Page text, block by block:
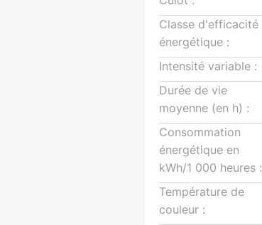
Classe d'efficacité
énergétique :
Intensité variable :
Durée de vie
moyenne (en h) :
Consommation
énergétique en
kWh/1 000 heures :
Température de
couleur :